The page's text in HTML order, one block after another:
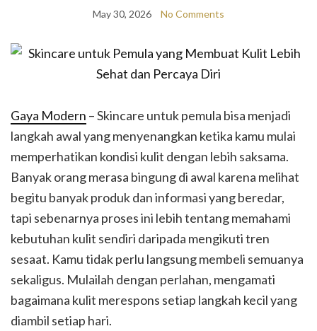
May 30, 2026 No Comments
Gaya Modern – Skincare untuk pemula bisa menjadi
langkah awal yang menyenangkan ketika kamu mulai
memperhatikan kondisi kulit dengan lebih saksama.
Banyak orang merasa bingung di awal karena melihat
begitu banyak produk dan informasi yang beredar,
tapi sebenarnya proses ini lebih tentang memahami
kebutuhan kulit sendiri daripada mengikuti tren
sesaat. Kamu tidak perlu langsung membeli semuanya
sekaligus. Mulailah dengan perlahan, mengamati
bagaimana kulit merespons setiap langkah kecil yang
diambil setiap hari.